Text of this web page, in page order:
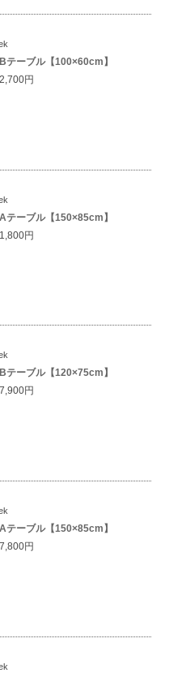
テーブル【100×60cm】
円
テーブル【150×85cm】
円
テーブル【120×75cm】
円
テーブル【150×85cm】
円